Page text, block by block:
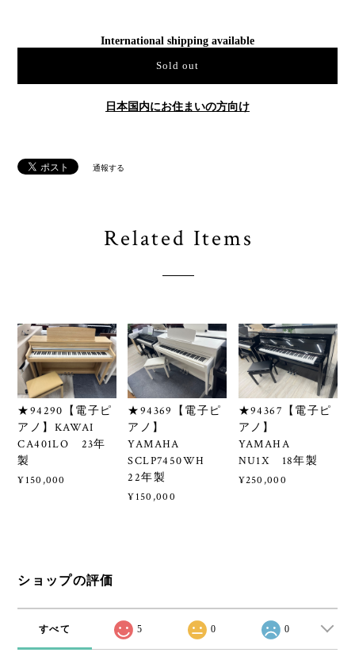
International shipping available
Sold out
日本国内にお住まいの方向け
通報する
Related Items
★94290【電子ピ
アノ】KAWAI
CA401LO 23年
製
¥150,000
★94369【電子ピ
アノ】
YAMAHA
SCLP7450WH
22年製
¥150,000
★94367【電子ピ
アノ】
YAMAHA
NU1X 18年製
¥250,000
ショップの評価
すべて 5 0 0